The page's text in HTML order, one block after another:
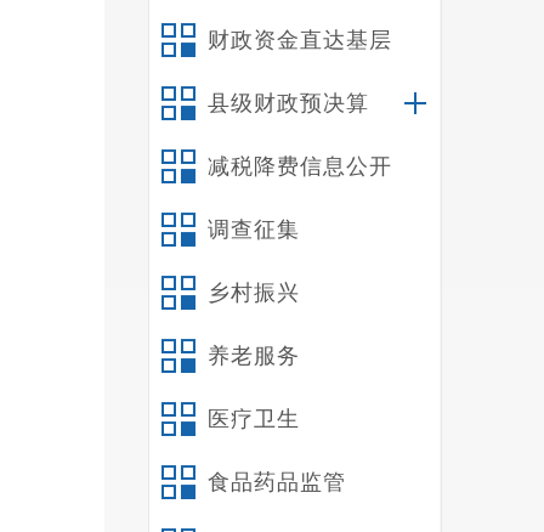
财政资金直达基层
县级财政预决算
减税降费信息公开
调查征集
乡村振兴
养老服务
医疗卫生
食品药品监管